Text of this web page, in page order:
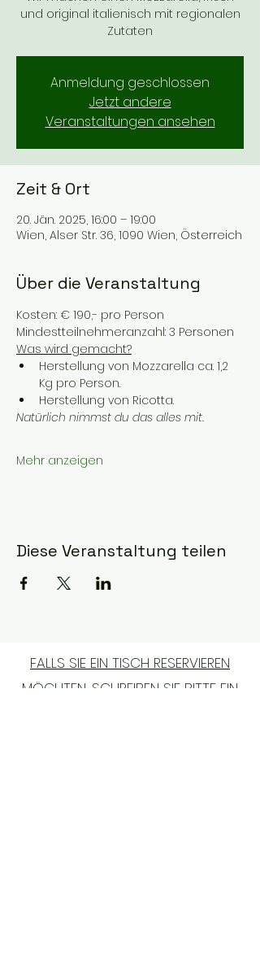
und original italienisch mit regionalen
Zutaten
Anmeldung geschlossen
Jetzt andere
Veranstaltungen ansehen
Zeit & Ort
20. Jän. 2025, 16:00 – 19:00
Wien, Alser Str. 36, 1090 Wien, Österreich
Über die Veranstaltung
Kosten: € 190,- pro Person
Mindestteilnehmeranzahl: 3 Personen
Was wird gemacht?
Herstellung von Mozzarella ca. 1,2
Kg pro Person.
Herstellung von Ricotta.
Natürlich nimmst du das alles mit.
Mehr anzeigen
Diese Veranstaltung teilen
FALLS SIE EIN TISCH RESERVIEREN
MÖCHTEN, SCHREIBEN SIE BITTE EIN